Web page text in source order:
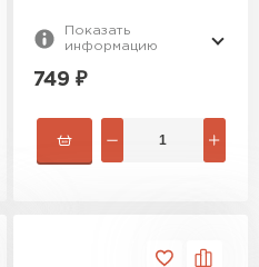
Показать
информацию
749 ₽